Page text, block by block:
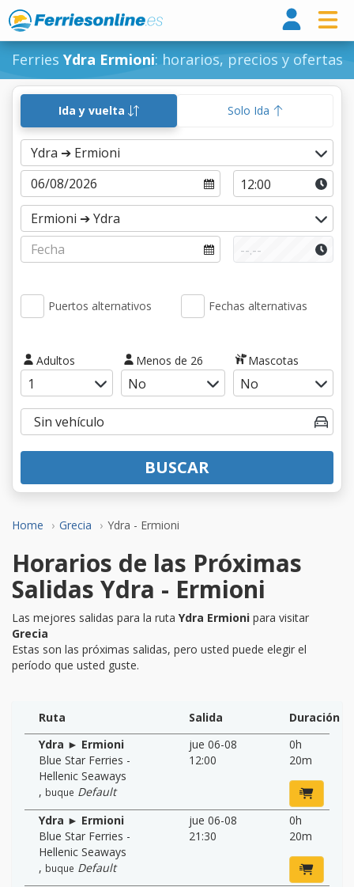
Ferries Ydra Ermioni: horarios, precios y ofertas
Home Grecia Ydra - Ermioni
Ida y vuelta Solo Ida
Puertos alternativos Fechas alternativas
Adultos Menos de 26 Mascotas
BUSCAR
Horarios de las Próximas
Salidas Ydra - Ermioni
Las mejores salidas para la ruta Ydra Ermioni para visitar
Grecia
Estas son las próximas salidas, pero usted puede elegir el
período que usted guste.
Ruta Salida
Duración
Ydra ► Ermioni
Blue Star Ferries -
Hellenic Seaways
, buque Default
jue 06-08
12:00
0h
20m
Ydra ► Ermioni
Blue Star Ferries -
Hellenic Seaways
, buque Default
jue 06-08
21:30
0h
20m